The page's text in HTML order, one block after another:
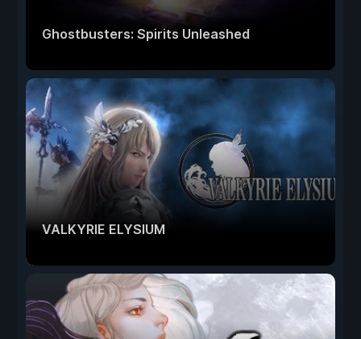
Ghostbusters: Spirits Unleashed
VALKYRIE ELYSIUM